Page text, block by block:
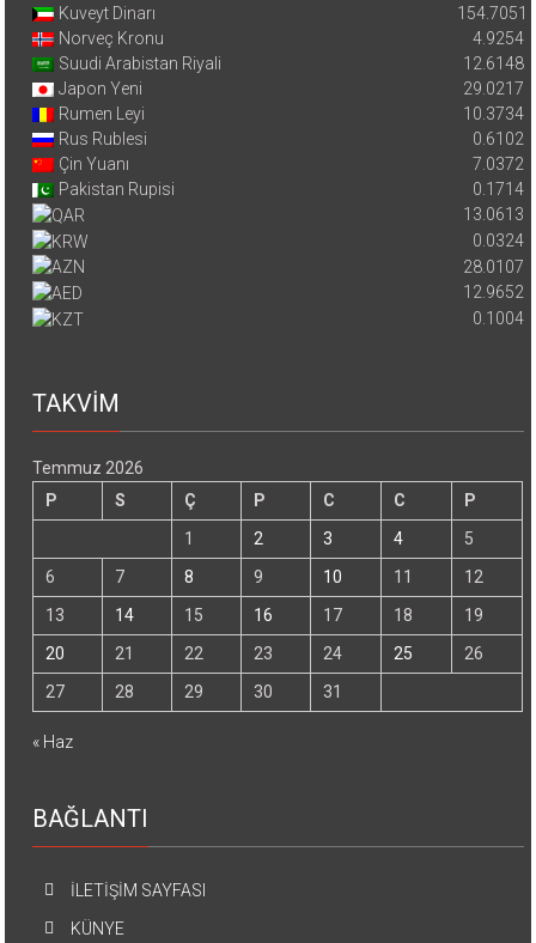
Kuveyt Dinarı
154.7051
Norveç Kronu
4.9254
Suudi Arabistan Riyali
12.6148
Japon Yeni
29.0217
Rumen Leyi
10.3734
Rus Rublesi
0.6102
Çin Yuanı
7.0372
Pakistan Rupisi
0.1714
13.0613
0.0324
28.0107
12.9652
0.1004
TAKVİM
Temmuz 2026
P
S Ç P C C
P
1
2 3 4
5
6
7 8 9 10 11
12
13
14 15 16 17 18
19
20
21 22 23 24 25
26
27
28 29 30 31
« Haz
BAĞLANTI
İLETİŞİM SAYFASI
KÜNYE